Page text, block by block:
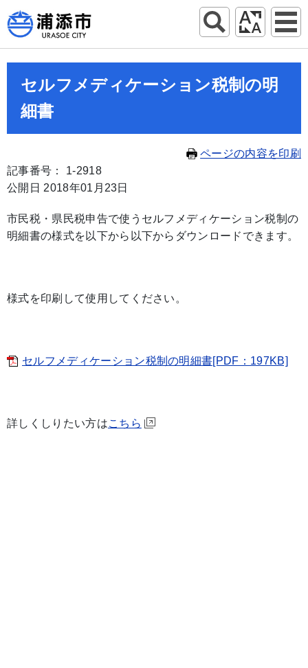
セルフメディケーション税制の明
細書
ページの内容を印刷
記事番号： 1-2918
公開日 2018年01月23日
市民税・県民税申告で使うセルフメディケーション税制の
明細書の様式を以下から以下からダウンロードできます。
様式を印刷して使用してください。
セルフメディケーション税制の明細書[PDF：197KB]
詳しくしりたい方はこちら